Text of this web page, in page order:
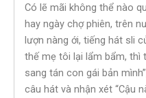
Có lẽ mãi không thể nào
hay ngày chợ phiên, trên
lượn nàng ới, tiếng hát sli
thế mẹ tôi lại lẩm bẩm, thì
sang tán con gái bản
câu hát và nhận xét “Cậu